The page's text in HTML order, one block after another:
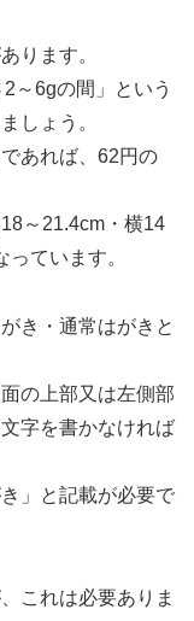
ります。
～6gの間」という
しょう。
あれば、62円の
～21.4cm・横14
ています。
き・通常はがきと
の上部又は左側部
字を書かなければ
」と記載が必要で
これは必要ありま